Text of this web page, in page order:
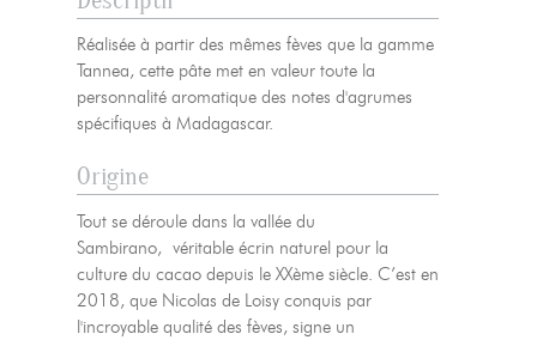
Réalisée à partir des mêmes fèves que la gamme
Tannea, cette pâte met en valeur toute la
personnalité aromatique des notes d'agrumes
spécifiques à Madagascar.
Origine
Tout se déroule dans la vallée du
Sambirano, véritable écrin naturel pour la
culture du cacao depuis le XXème siècle. C’est en
2018, que Nicolas de Loisy conquis par
l'incroyable qualité des fèves, signe un